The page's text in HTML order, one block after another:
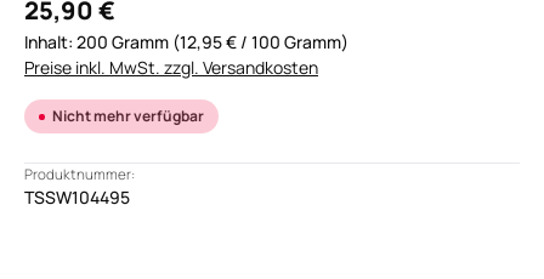
25,90 €
Inhalt: 200 Gramm (12,95 € / 100 Gramm)
Preise inkl. MwSt. zzgl. Versandkosten
Nicht mehr verfügbar
Produktnummer:
TSSW104495